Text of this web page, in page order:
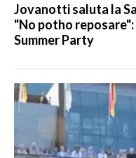
Jovanotti saluta la
"No potho reposare":
Summer Party